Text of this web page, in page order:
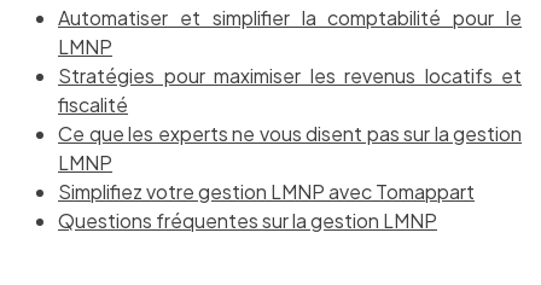
Automatiser et simplifier la comptabilité pour le
LMNP
Stratégies pour maximiser les revenus locatifs et
fiscalité
Ce que les experts ne vous disent pas sur la gestion
LMNP
Simplifiez votre gestion LMNP avec Tomappart
Questions fréquentes sur la gestion LMNP